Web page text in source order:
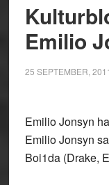
Emilio
25 SEPTEMBER, 2011
Emilio Jonsyn
Emilio Jonsyn
Boi1da (Drake,